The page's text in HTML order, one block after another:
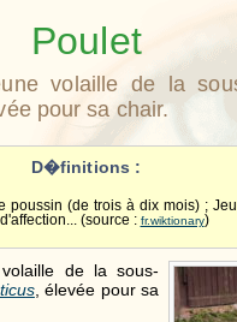
Poulet
volaille de la
pour sa chair.
D�finitions :
poussin (de trois à dix mois) ;
(source : fr.wiktionary)
de la sous-
, élevée pour sa